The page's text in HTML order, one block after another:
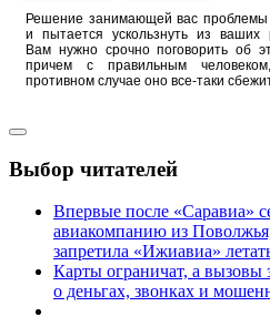
Решение занимающей вас проблемы
и пытается ускользнуть из ваших
Вам нужно срочно поговорить об
причем с правильным
противном случае оно все-таки
Выбор читателей
Впервые после «Саравиа»
авиакомпанию из
запретила «Ижиавиа»
Карты ограничат, а
о деньгах, звонках и